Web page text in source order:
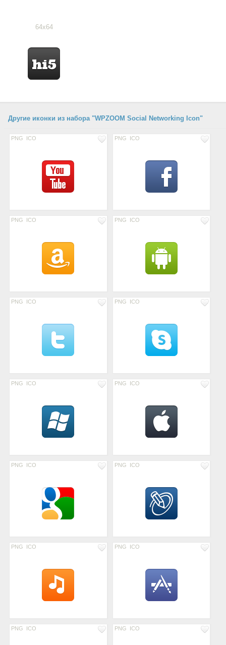
64x64
Другие иконки из набора "WPZOOM Social Networking Icon"
PNG ICO PNG ICO
PNG ICO PNG ICO
PNG ICO PNG ICO
PNG ICO PNG ICO
PNG ICO PNG ICO
PNG ICO PNG ICO
PNG ICO PNG ICO